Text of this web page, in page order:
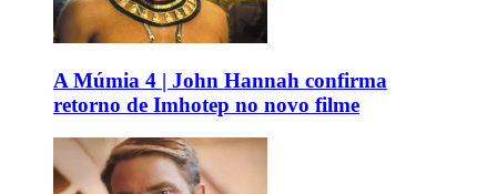
A Múmia 4 | John Hannah confirma
retorno de Imhotep no novo filme